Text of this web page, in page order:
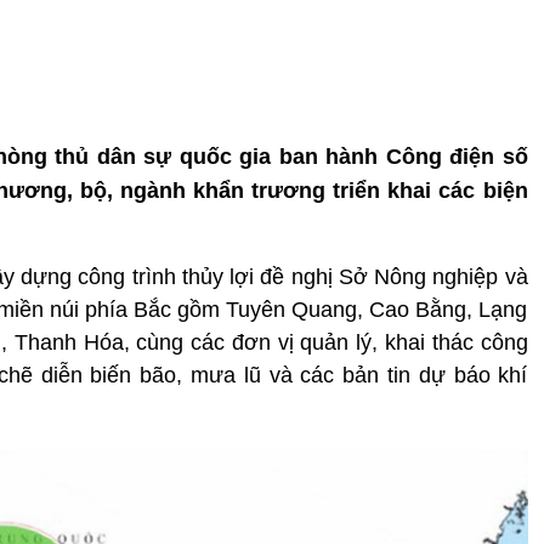
thủ dân sự quốc gia ban hành Công điện số
bộ, ngành khẩn trương triển khai các biện
dựng công trình thủy lợi đề nghị Sở Nông nghiệp và
núi phía Bắc gồm Tuyên Quang, Cao Bằng, Lạng
Thanh Hóa, cùng các đơn vị quản lý, khai thác công
diễn biến bão, mưa lũ và các bản tin dự báo khí